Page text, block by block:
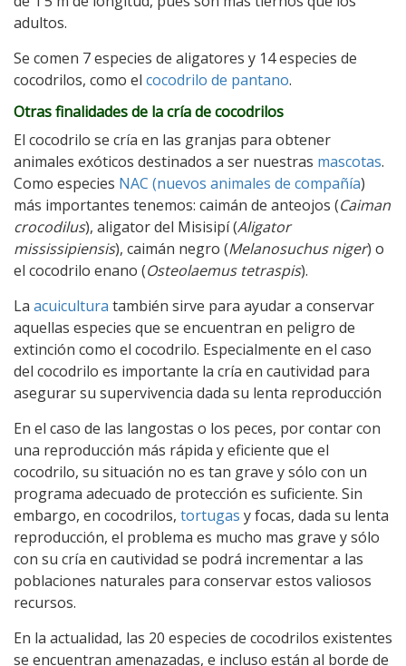
adultos.
Se comen 7 especies de aligatores y 14 especies de
cocodrilos, como el cocodrilo de pantano.
Otras finalidades de la cría de cocodrilos
El cocodrilo se cría en las granjas para obtener
animales exóticos destinados a ser nuestras mascotas.
Como especies NAC (nuevos animales de compañía)
más importantes tenemos: caimán de anteojos (Caiman
crocodilus), aligator del Misisipí (Aligator
mississipiensis), caimán negro (Melanosuchus niger) o
el cocodrilo enano (Osteolaemus tetraspis).
La acuicultura también sirve para ayudar a conservar
aquellas especies que se encuentran en peligro de
extinción como el cocodrilo. Especialmente en el caso
del cocodrilo es importante la cría en cautividad para
asegurar su supervivencia dada su lenta reproducción
En el caso de las langostas o los peces, por contar con
una reproducción más rápida y eficiente que el
cocodrilo, su situación no es tan grave y sólo con un
programa adecuado de protección es suficiente. Sin
embargo, en cocodrilos, tortugas y focas, dada su lenta
reproducción, el problema es mucho mas grave y sólo
con su cría en cautividad se podrá incrementar a las
poblaciones naturales para conservar estos valiosos
recursos.
En la actualidad, las 20 especies de cocodrilos existentes
se encuentran amenazadas, e incluso están al borde de